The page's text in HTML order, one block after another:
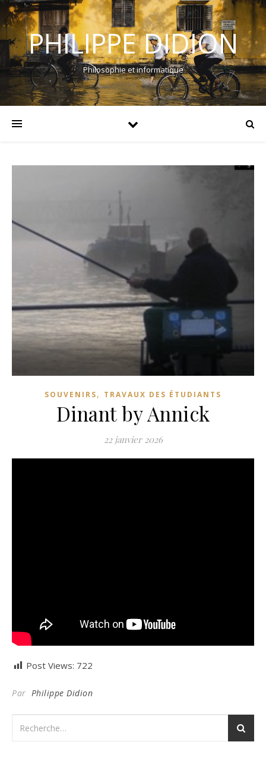
PHILIPPE DIDION
Philosophie et informatique
SOUVENIRS, TRAVAUX DES ÉTUDIANTS
Dinant by Annick
22 janvier 2026
Post Views: 722
Par Philippe Didion